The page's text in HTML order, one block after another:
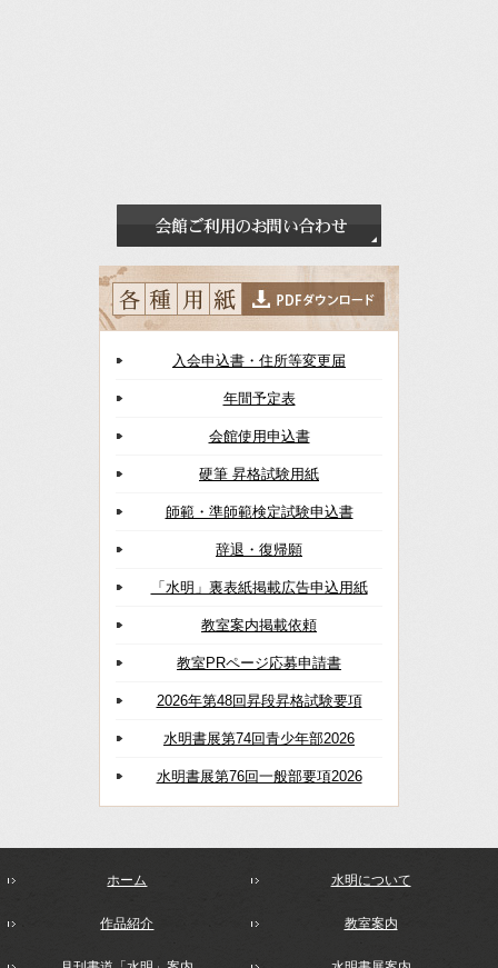
入会申込書・住所等変更届
年間予定表
会館使用申込書
硬筆 昇格試験用紙
師範・準師範検定試験申込書
辞退・復帰願
「水明」裏表紙掲載広告申込用紙
教室案内掲載依頼
教室PRページ応募申請書
2026年第48回昇段昇格試験要項
水明書展第74回青少年部2026
水明書展第76回一般部要項2026
ホーム 水明について
作品紹介 教室案内